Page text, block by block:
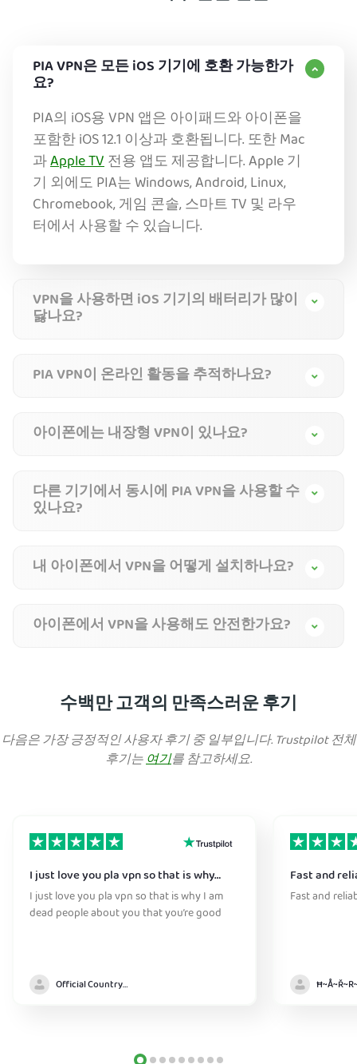
PIA VPN은 모든 iOS 기기에 호환 가능한가
요?
PIA의 iOS용 VPN 앱은 아이패드와 아이폰을
포함한 iOS 12.1 이상과 호환됩니다. 또한 Mac
과Apple TV전용 앱도 제공합니다. Apple 기
기 외에도 PIA는 Windows, Android, Linux,
Chromebook, 게임 콘솔, 스마트 TV 및 라우
터에서 사용할 수 있습니다.
VPN을 사용하면 iOS 기기의 배터리가 많이
닳나요?
PIA VPN이 온라인 활동을 추적하나요?
아이폰에는 내장형 VPN이 있나요?
다른 기기에서 동시에 PIA VPN을 사용할 수
있나요?
내 아이폰에서 VPN을 어떻게 설치하나요?
아이폰에서 VPN을 사용해도 안전한가요?
수백만 고객의 만족스러운 후기
다음은 가장 긍정적인 사용자 후기 중 일부입니다. Trustpilot 전체
후기는여기를 참고하세요.
I just love you pla vpn so that is why…
I just love you pla vpn so that is why I am
dead people about you that you’re good
Official Country model
Fast and
Fast and